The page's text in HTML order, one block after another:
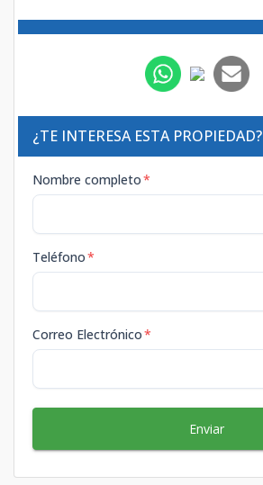
¿TE INTERESA ESTA PROPIEDAD?
Nombre completo*
Teléfono*
Correo Electrónico*
Enviar